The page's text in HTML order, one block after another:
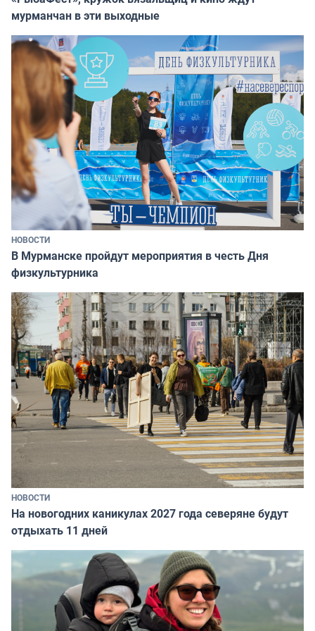
мурманчан в эти выходные
НОВОСТИ
В Мурманске пройдут мероприятия в честь Дня
физкультурника
НОВОСТИ
На новогодних каникулах 2027 года северяне будут
отдыхать 11 дней